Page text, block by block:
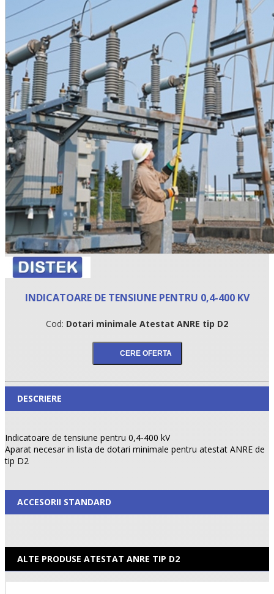
•
•
•
INDICATOARE DE TENSIUNE PENTRU 0,4-400 KV
Cod: Dotari minimale Atestat ANRE tip D2
DESCRIERE
Indicatoare de tensiune pentru 0,4-400 kV
Aparat necesar in lista de dotari minimale pentru atestat ANRE de
tip D2
ACCESORII STANDARD
ALTE PRODUSE ATESTAT ANRE TIP D2